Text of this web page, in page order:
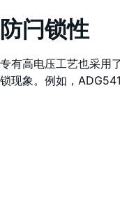
防闩锁性
专有高电压工艺也采用
锁现象。例如，